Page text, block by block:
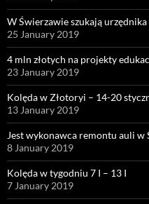
W Świerzawie szukają
25 January 2019
4 mln złotych na projekty
23 January 2019
Kolęda w Złotoryi – 14-20
13 January 2019
Jest wykonawca remontu auli w
8 January 2019
Kolęda w tygodniu 7 I – 13 I
7 January 2019